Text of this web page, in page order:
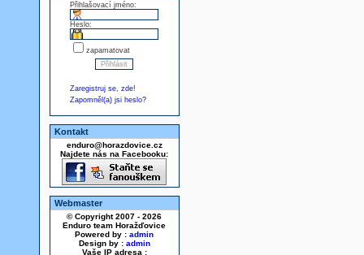
Přihlašovací jméno:
Heslo:
zapamatovat
Zaregistruj se, zde!
Zapomněl(a) jsi heslo?
Kontakt
enduro@horazdovice.cz
Najdete nás na Facebooku:
Webmaster
© Copyright 2007 - 2026
Enduro team Horažďovice
Powered by : admin
Design by : admin
Vaše IP adresa :